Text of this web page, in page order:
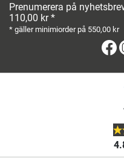
Prenumerera på
110,00 kr *
* gäller minimiorder på 550,00 kr